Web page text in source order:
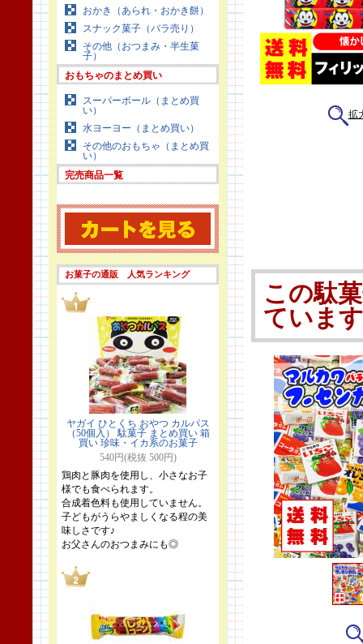
おかき（あられ・おかき餅）
スナック菓子（バラ売り）
その他（おつまみ・半生菓
子）
おもちゃのまとめ買い
スーパーボール（まとめ買
い）
水ヨーヨー（まとめ買い）
その他のおもちゃ（まとめ買
い）
完売商品一覧
お菓子の通販 人気ランキング
ヤガイ ひとくち おやつ カルパス
（50個入） 駄菓子 まとめ買い 箱
買い 珍味・イカ系のお菓子
540円(税抜 500円)
鶏肉と豚肉を使用し、小さなお子
様でも食べられます。
合成着色料も使用していません。
子どもがうらやましくなる程の美
味しさです♪
お父さんのおつまみにも◎
拡
この駄
ていま